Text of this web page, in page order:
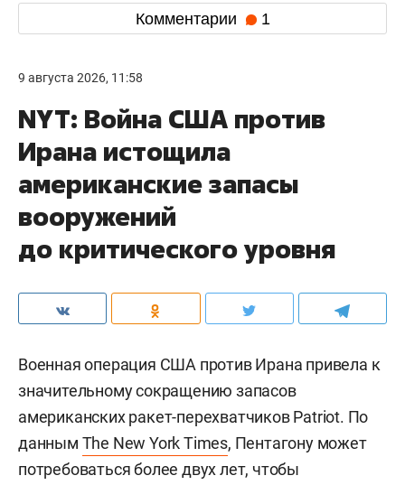
Комментарии 1
9 августа 2026, 11:58
NYT: Война США против
Ирана истощила
американские запасы
вооружений
до критического уровня
Военная операция США против Ирана привела к
значительному сокращению запасов
американских ракет-перехватчиков Patriot. По
данным The New York Times, Пентагону может
потребоваться более двух лет, чтобы